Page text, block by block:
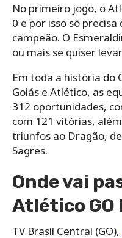
No primeiro jogo, o
0 e por isso só
campeão. O
ou mais se quiser
Em toda a história do
Goiás e Atlético, as
312 oportunidades,
com 121 vitórias,
triunfos ao Dragão,
Sagres.
Onde vai
Atlético GO
TV Brasil Central (GO),